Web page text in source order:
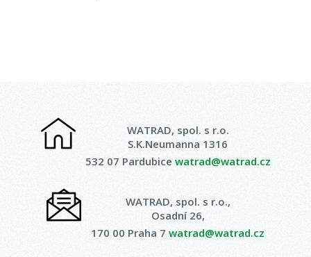
WATRAD, spol. s r.o.
S.K.Neumanna 1316
532 07 Pardubice watrad@watrad.cz
WATRAD, spol. s r.o.,
Osadní 26,
170 00 Praha 7 watrad@watrad.cz